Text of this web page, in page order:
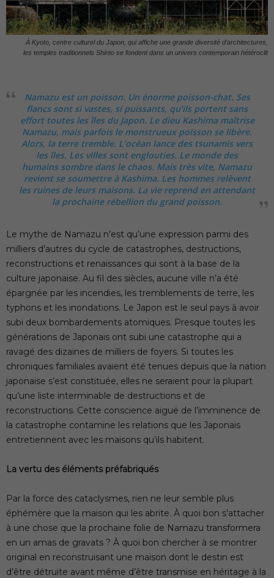
À Kyoto, centre culturel du Japon, qui affiche une grande diversité d’architectures,
les temples traditionnels Shinto se fondent dans un univers contemporain hétéroclit
Namazu est un poisson. Un énorme poisson-chat. Ses
flancs sont si vastes, si puissants, qu’ils portent sans
effort toutes les îles du Japon. Le dieu Kashima maîtrise
Namazu, mais parfois le monstrueux poisson se libère.
Alors, la terre tremble. L’océan lance des tsunamis vers
les îles. Les villes sont englouties. Le monde des
humains sombre dans le chaos. Mais très vite, Namazu
revient se soumettre à Kashima. Les hommes relèvent
les ruines de leurs maisons. La vie reprend en attendant
la prochaine rébellion du grand poisson.
Le mythe de Namazu n’est qu’une expression parmi des
milliers d’autres du cycle de catastrophes, destructions,
reconstructions et renaissances qui sont à la base de la
culture japonaise. Au fil des siècles, aucune ville n’a été
épargnée par les incendies, les tremblements de terre, les
typhons et les inondations. Le Japon est le seul pays à avoir
subi deux bombardements atomiques. Presque toutes les
générations de Japonais ont subi une catastrophe qui a
ravagé des dizaines de milliers de foyers. Si toutes les
chroniques familiales avaient été tenues depuis que la nation
japonaise s’est constituée, elles ne seraient pour la plupart
qu’une liste interminable de destructions et de
reconstructions. Cette conscience aiguë de l’imminence de
la catastrophe contamine les relations que les Japonais
entretiennent avec les maisons qu’ils habitent.
La vertu des éléments préfabriqués
Par la force des cataclysmes, rien ne leur semble plus
éphémère que la maison qui les abrite. À quoi bon s’attacher
à une chose que la prochaine folie de Namazu transformera
en un amas de gravats ? À quoi bon chercher à se montrer
original en reconstruisant une maison dont le destin est
d’être détruite avant même d’être transmise en héritage à la